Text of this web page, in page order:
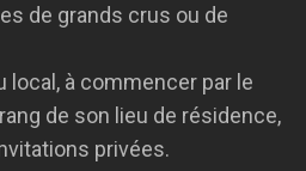
de grands crus ou de
local, à commencer par le
de son lieu de résidence,
privées.